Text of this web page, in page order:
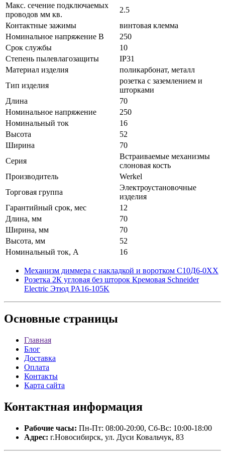
Макс. сечение подключаемых
проводов мм кв.
2.5
Контактные зажимы
винтовая клемма
Номинальное напряжение В
250
Срок службы
10
Степень пылевлагозащиты
IP31
Материал изделия
поликарбонат, металл
Тип изделия
розетка с заземлением и
шторками
Длина
70
Номинальное напряжение
250
Номинальный ток
16
Высота
52
Ширина
70
Серия
Встраиваемые механизмы
слоновая кость
Производитель
Werkel
Торговая группа
Электроустановочные
изделия
Гарантийный срок, мес
12
Длина, мм
70
Ширина, мм
70
Высота, мм
52
Номинальный ток, А
16
Механизм диммера с накладкой и воротком С10Д6-0ХХ
Розетка 2К угловая без шторок Кремовая Schneider
Electric Этюд PA16-105K
Основные страницы
Главная
Блог
Доставка
Оплата
Контакты
Карта сайта
Контактная информация
Рабочие часы: Пн-Пт: 08:00-20:00, Сб-Вс: 10:00-18:00
Адрес: г.Новосибирск, ул. Дуси Ковальчук, 83